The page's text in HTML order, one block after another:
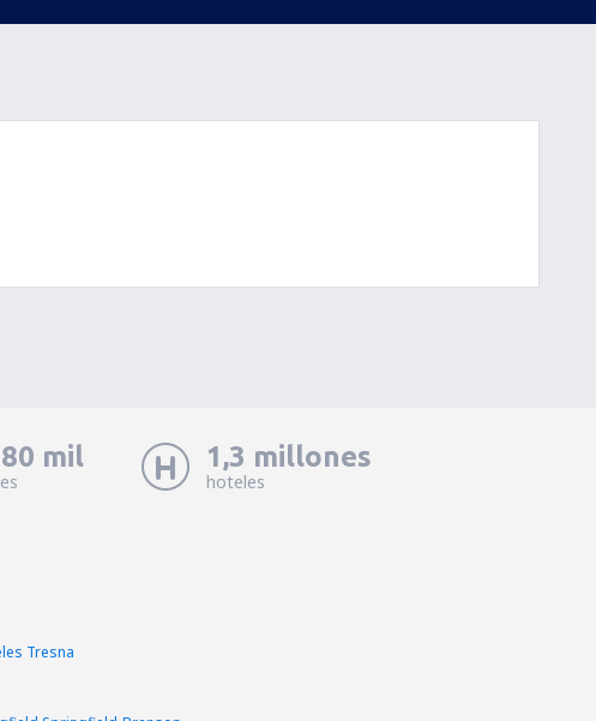
mil 1,3 millones
hoteles
Tresna